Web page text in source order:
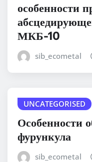
особенности
МКБ-10
sib_ecometal
UNCATEGORISED
Особенности
фурункула
sib_ecometal